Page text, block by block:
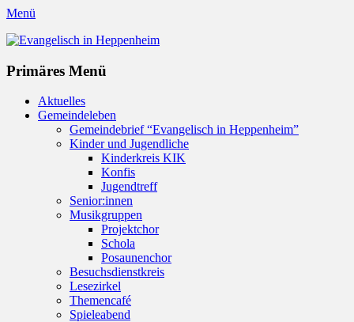
Menü
Evangelisch in Heppenheim
Primäres Menü
Zum
Inhalt
Aktuelles
Gemeindeleben
Gemeindebrief “Evangelisch in Heppenheim”
Kinder und Jugendliche
Kinderkreis KIK
Konfis
Jugendtreff
Senior:innen
Musikgruppen
Projektchor
Schola
Posaunenchor
Besuchsdienstkreis
Lesezirkel
Themencafé
Spieleabend